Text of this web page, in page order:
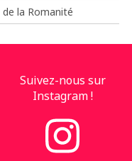
la Romanité
Suivez-nous sur
Instagram !